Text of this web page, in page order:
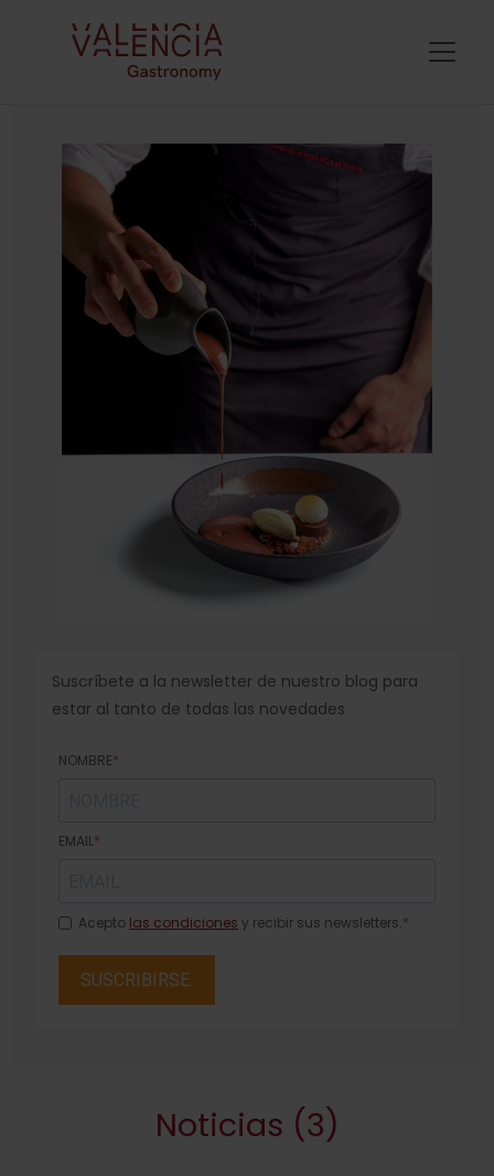
Suscríbete a la newsletter de nuestro blog para
estar al tanto de todas las novedades
NOMBRE
EMAIL
Acepto las condiciones y recibir sus newsletters.
SUSCRIBIRSE.
Noticias (3)